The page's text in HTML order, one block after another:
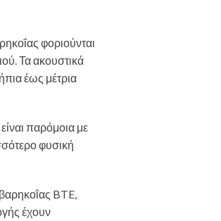
φοριούνται
Τα ακουστικά
έως μέτρια
παρόμοια με
φυσική
BTE,
έχουν